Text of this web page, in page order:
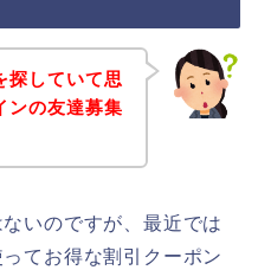
探していて思
ンの友達募集
いのですが、最近では
てお得な割引クーポン